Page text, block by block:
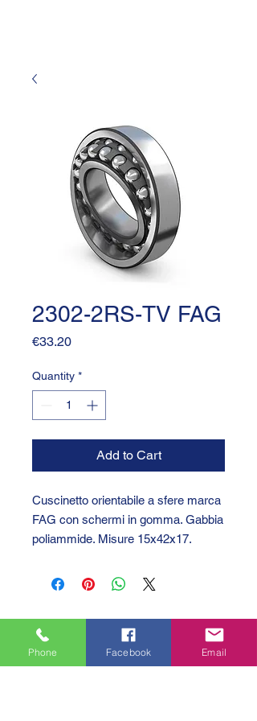
2302-2RS-TV FAG
€33.20Price
Quantity *
Add to Cart
Cuscinetto orientabile a sfere marca
FAG con schermi in gomma. Gabbia
poliammide. Misure 15x42x17.
Phone Facebook Email